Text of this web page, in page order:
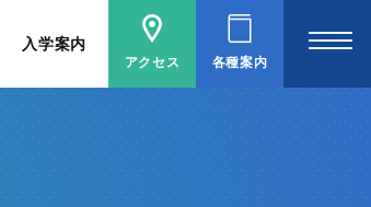
入学案内
アクセス 各種案内